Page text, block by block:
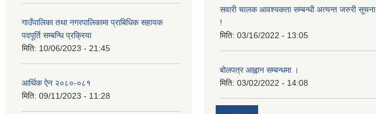
गाउँपालिका तथा नगरपालिकामा प्राबिधिक सहायक
पदपूर्ति सम्बन्धि प्रक्रिया
मिति: 10/06/2023 - 21:45
आर्थिक ऐन २०८०-०८१
मिति: 09/11/2023 - 11:28
सवारी चालक आवश्यकता सम्बन्धी अत्यन्त जरुरी सूचना
!
मिति: 03/16/2022 - 13:05
बोलपत्र आह्वान सम्बन्धमा ।
मिति: 03/02/2022 - 14:08